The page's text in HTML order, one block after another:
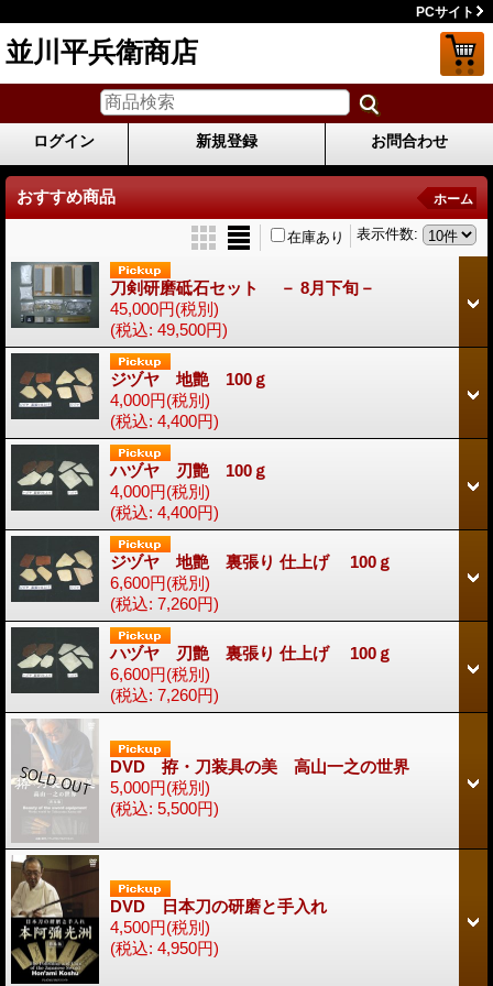
PCサイト
並川平兵衛商店
ログイン 新規登録 お問合わせ
おすすめ商品 ホーム
表示件数:
在庫あり
刀剣研磨砥石セット － 8月下旬－
45,000円(税別)
(税込: 49,500円)
ジヅヤ 地艶 100ｇ
4,000円(税別)
(税込: 4,400円)
ハヅヤ 刃艶 100ｇ
4,000円(税別)
(税込: 4,400円)
ジヅヤ 地艶 裏張り 仕上げ 100ｇ
6,600円(税別)
(税込: 7,260円)
ハヅヤ 刃艶 裏張り 仕上げ 100ｇ
6,600円(税別)
(税込: 7,260円)
DVD 拵・刀装具の美 高山一之の世界
5,000円(税別)
(税込: 5,500円)
DVD 日本刀の研磨と手入れ
4,500円(税別)
(税込: 4,950円)